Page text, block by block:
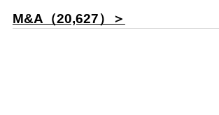
M&A（20,627）＞